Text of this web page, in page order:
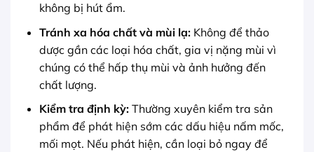
không bị hút ẩm.
Tránh xa hóa chất và mùi lạ:Không để thảo
dược gần các loại hóa chất, gia vị nặng mùi vì
chúng có thể hấp thụ mùi và ảnh hưởng đến
chất lượng.
Kiểm tra định kỳ:Thường xuyên kiểm tra sản
phẩm để phát hiện sớm các dấu hiệu nấm mốc,
mối mọt. Nếu phát hiện, cần loại bỏ ngay để